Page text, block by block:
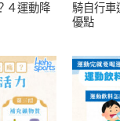
４運動降
騎自行車
優點